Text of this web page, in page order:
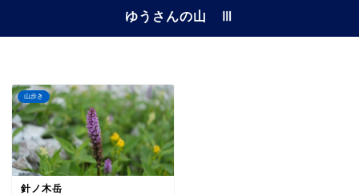
ゆうさんの山 Ⅲ
山歩き
針ノ木岳